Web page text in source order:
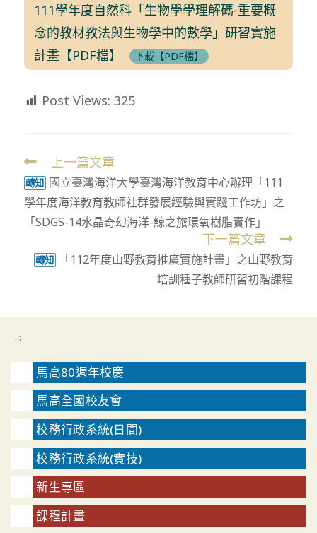
111學年度自然科「生物學學理解碼-重要概
念的教材教法與生物學中的數學」研習實施
計畫【PDF檔】
下載【PDF檔】
Post Views: 325
Read
more
articles
上一篇文章
轉知 國立臺灣海洋大學臺灣海洋教育中心辦理「111
學年度海洋教育教師社群發展經驗與實踐工作坊」之
「SDGS-14水晶奇幻海洋-鯨之旅環氧樹脂實作」
下一篇文章
轉知
「112年度山野教育推廣實施計畫」之山野教育
培訓種子教師研習初階課程
:::
馬高80週年校慶
馬高全國校友會
校務行政系統(日間)
校務行政系統(實技)
新生專區
課程計畫